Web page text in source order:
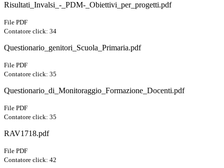
Risultati_Invalsi_-_PDM-_Obiettivi_per_progetti.pdf
File PDF
Contatore click: 34
Questionario_genitori_Scuola_Primaria.pdf
File PDF
Contatore click: 35
Questionario_di_Monitoraggio_Formazione_Docenti.pdf
File PDF
Contatore click: 35
RAV1718.pdf
File PDF
Contatore click: 42